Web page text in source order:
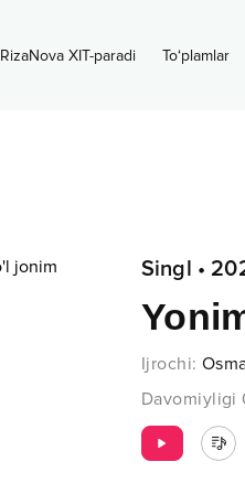
RizaNova XIT-paradi To‘plamlar
Singl •
Ijrochi:
Davomiyligi